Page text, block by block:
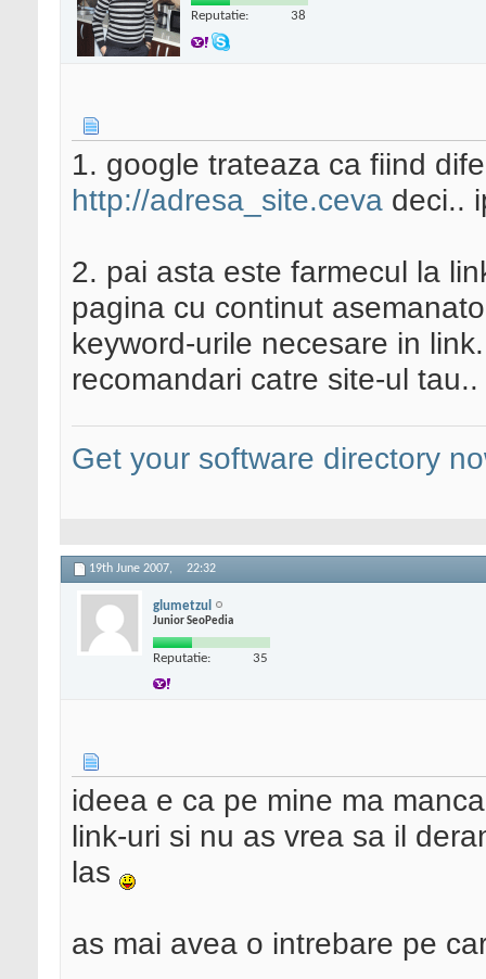
Reputatie: 38
1. google trateaza ca fiind
http://adresa_site.ceva deci..
2. pai asta este farmecul la
pagina cu continut
keyword-urile necesare in
recomandari catre site-ul tau..
Get your software directory
19th June 2007, 22:32
glumetzul
Junior SeoPedia
Reputatie: 35
ideea e ca pe mine ma
link-uri si nu as vrea sa il
las
as mai avea o intrebare pe